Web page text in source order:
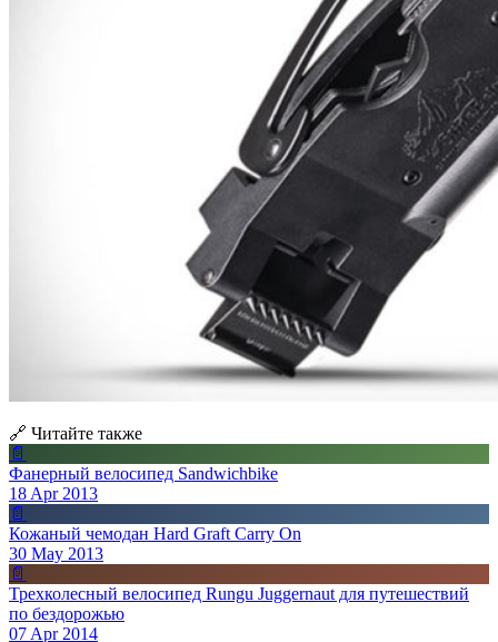
🔗 Читайте также
📄
Фанерный велосипед Sandwichbike
18 Apr 2013
📄
Кожаный чемодан Hard Graft Carry On
30 May 2013
📄
Трехколесный велосипед Rungu Juggernaut для путешествий
по бездорожью
07 Apr 2014